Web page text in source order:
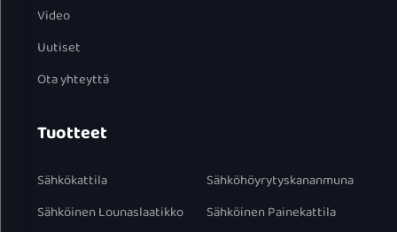
Video
Uutiset
Ota yhteyttä
Tuotteet
Sähkökattila
Sähköinen Lounaslaatikko
Sähköhöyrytyskananmuna
Sähköinen Painekattila